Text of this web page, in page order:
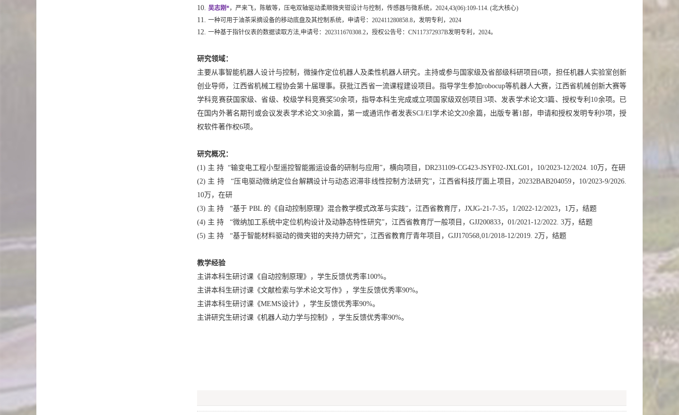
吴志刚*， 严来飞， 陈敏等，压电双轴驱动柔顺微夹钳设计与控制，传感器与微系统， 2024,43(06):109-114. (北大核心)
一种可用于油茶采摘设备的移动底盘及其控制系统，申请号： 202411280858.8，发明专利， 2024
一种基于指针仪表的数据读取方法,申请号： 202311670308.2，授权公告号： CN117372937B发明专利， 2024。
研究领域：
主要从事智能机器人设计与控制，微操作定位机器人及柔性机器人研究。主持或参与国家级及省部级科研项目6项，担任机器人实验室创新
创业导师，江西省机械工程协会第十届理事。获批江西省一流课程建设项目。指导学生参加robocup等机器人大赛，江西省机械创新大赛等
学科竞赛获国家级、省级、校级学科竞赛奖50余项，指导本科生完成或立项国家级双创项目3项、发表学术论文3篇、授权专利10余项。已
在国内外著名期刊或会议发表学术论文30余篇，第一或通讯作者发表SCI/EI学术论文20余篇，出版专著1部，申请和授权发明专利9项，授
权软件著作权6项。
研究概况：
主 持 “输变电工程小型遥控智能搬运设备的研制与应用”，横向项目，DR231109-CG423-JSYF02-JXLG01，10/2023-12/2024. 10万，在研
主 持 “压电驱动微纳定位台解耦设计与动态迟滞非线性控制方法研究”，江西省科技厅面上项目，20232BAB204059，10/2023-9/2026.
10万，在研
主 持 “基于 PBL 的《自动控制原理》混合教学模式改革与实践”，江西省教育厅，JXJG-21-7-35，1/2022-12/2023，1万，结题
主 持 “微纳加工系统中定位机构设计及动静态特性研究”，江西省教育厅一般项目，GJJ200833，01/2021-12/2022. 3万，结题
主 持 “基于智能材料驱动的微夹钳的夹持力研究”，江西省教育厅青年项目，GJJ170568,01/2018-12/2019. 2万，结题
教学经验
主讲本科生研讨课《自动控制原理》，学生反馈优秀率100%。
主讲本科生研讨课《文献检索与学术论文写作》，学生反馈优秀率90%。
主讲本科生研讨课《MEMS设计》，学生反馈优秀率90%。
主讲研究生研讨课《机器人动力学与控制》，学生反馈优秀率90%。